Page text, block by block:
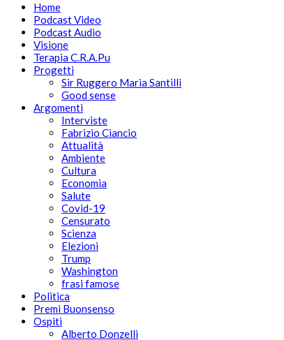
Home
Podcast Video
Podcast Audio
Visione
Terapia C.R.A.Pu
Progetti
Sir Ruggero Maria Santilli
Good sense
Argomenti
Interviste
Fabrizio Ciancio
Attualità
Ambiente
Cultura
Economia
Salute
Covid-19
Censurato
Scienza
Elezioni
Trump
Washington
frasi famose
Politica
Premi Buonsenso
Ospiti
Alberto Donzelli